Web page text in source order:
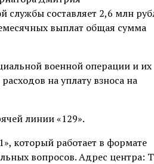
службы составляет 2,6 млн
выплат общая сумма
военной операции и их
на уплату взноса на
линии «129».
который работает в формате
вопросов. Адрес центра: